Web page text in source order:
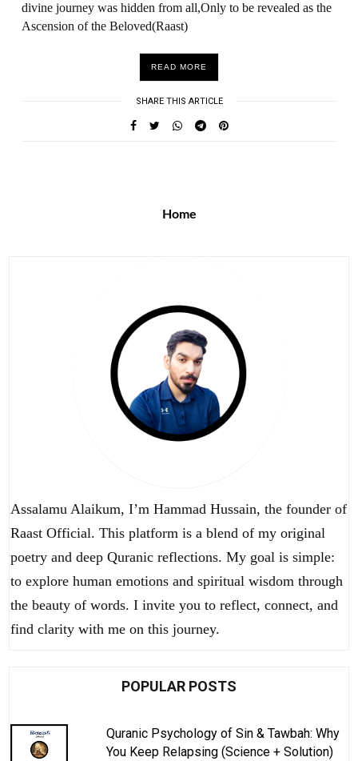
divine journey was hidden from all,Only to be revealed as the
Ascension of the Beloved(Raast)
READ MORE
SHARE THIS ARTICLE
Home
Assalamu Alaikum, I’m Hammad Hussain, the founder of
Raast Official. This platform is a blend of my original
poetry and deep Quranic reflections. My goal is simple:
to explore human emotions and spiritual wisdom through
the beauty of words. I invite you to reflect, connect, and
find clarity with me on this journey.
POPULAR POSTS
Quranic Psychology of Sin & Tawbah: Why
You Keep Relapsing (Science + Solution)